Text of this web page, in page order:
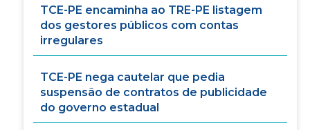
TCE-PE encaminha ao TRE-PE listagem
dos gestores públicos com contas
irregulares
TCE-PE nega cautelar que pedia
suspensão de contratos de publicidade
do governo estadual